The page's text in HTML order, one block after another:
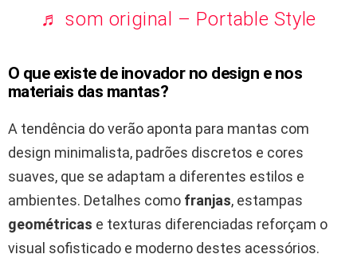
♬ som original – Portable Style
O que existe de inovador no design e nos
materiais das mantas?
A tendência do verão aponta para mantas com
design minimalista, padrões discretos e cores
suaves, que se adaptam a diferentes estilos e
ambientes. Detalhes como franjas, estampas
geométricas e texturas diferenciadas reforçam o
visual sofisticado e moderno destes acessórios.